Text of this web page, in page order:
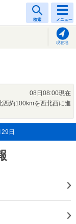
検索 メニュー
現在地
08日08:00現在
西約100kmを西北西に進
日